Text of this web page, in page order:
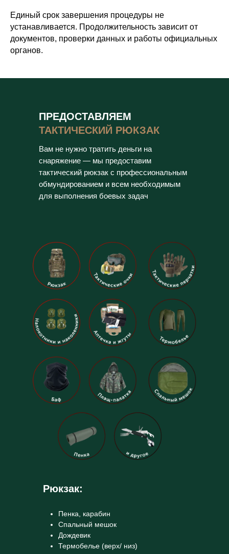
Единый срок завершения процедуры не
устанавливается. Продолжительность зависит от
документов, проверки данных и работы официальных
органов.
ПРЕДОСТАВЛЯЕМ
ТАКТИЧЕСКИЙ РЮКЗАК
Вам не нужно тратить деньги на
снаряжение — мы предоставим
тактический рюкзак с профессиональным
обмундированием и всем необходимым
для выполнения боевых задач
Пенка, карабин
Спальный мешок
Дождевик
Термобелье (верх/ низ)
Рюкзак: